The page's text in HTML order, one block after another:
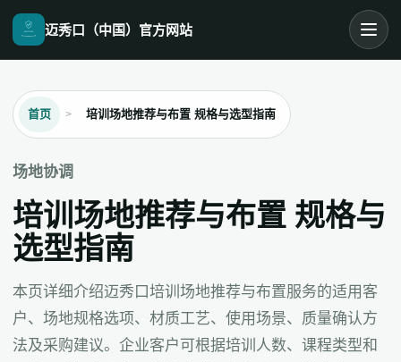
迈秀口（中国）官方网站
首页 培训场地推荐与布置 规格与选型指南
场地协调
培训场地推荐与布置 规格与
选型指南
本页详细介绍迈秀口培训场地推荐与布置服务的适用客
户、场地规格选项、材质工艺、使用场景、质量确认方
法及采购建议。企业客户可根据培训人数、课程类型和